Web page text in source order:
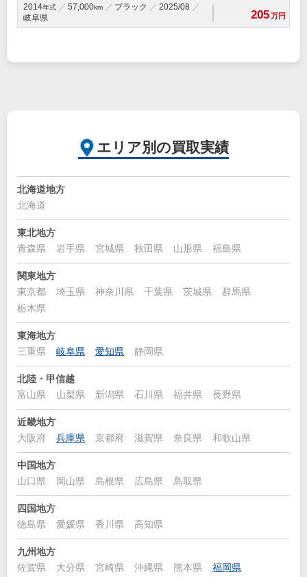
2014年式 57,000km ブラック
2025/08
岐阜県
205万円
エリア別の買取実績
北海道地方
北海道
東北地方
青森県
岩手県 宮城県 秋田県 山形県 福島県
関東地方
東京都
埼玉県 神奈川県 千葉県 茨城県
群馬県
栃木県
東海地方
三重県
岐阜県 愛知県 静岡県
北陸・甲信越
富山県
山梨県 新潟県 石川県 福井県 長野県
近畿地方
大阪府
兵庫県 京都府 滋賀県 奈良県 和歌山県
中国地方
山口県
岡山県 島根県 広島県 鳥取県
四国地方
徳島県
愛媛県 香川県 高知県
九州地方
佐賀県
大分県 宮崎県 沖縄県 熊本県 福岡県